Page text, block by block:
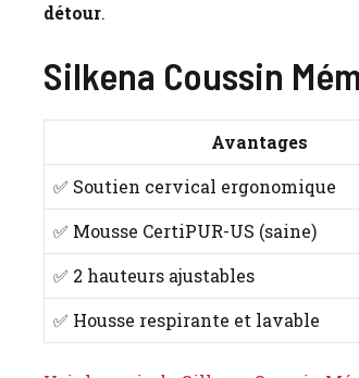
détour.
Silkena Coussin
Avantages
✅ Soutien cervical ergonomique
✅ Mousse CertiPUR-US (saine)
✅ 2 hauteurs ajustables
✅ Housse respirante et lavable